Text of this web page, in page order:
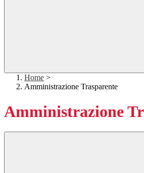
Home >
Amministrazione Trasparente
Amministrazione